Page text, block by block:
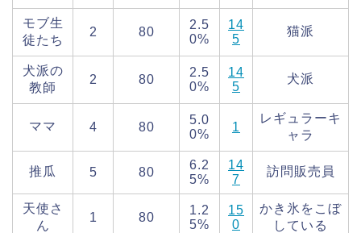
モブ生
徒たち
2 80
2.5
0%
14
5
猫派
犬派の
教師
2 80
2.5
0%
14
5
犬派
ママ 4 80
5.0
0%
1
レギュラーキ
ャラ
推瓜 5 80
6.2
5%
14
7
訪問販売員
天使さ
ん
1 80
1.2
5%
15
0
かき氷をこぼ
している